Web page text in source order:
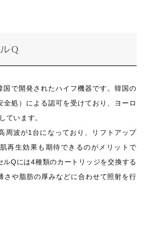
Q
国で開発されたハイフ機器です。韓国の
全処）による認可を受けており、ヨーロ
ています。
周波が1台になっており、リフトアップ
再生効果も期待できるのがメリットで
ルQには4種類のカートリッジを交換する
さや脂肪の厚みなどに合わせて照射を行